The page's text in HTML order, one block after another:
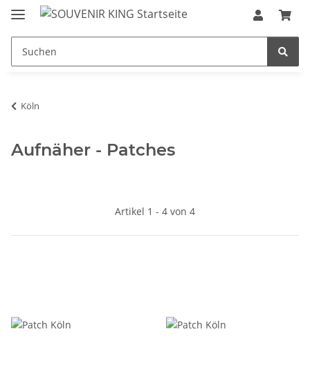
Köln
Aufnäher - Patches
Artikel 1 - 4 von 4